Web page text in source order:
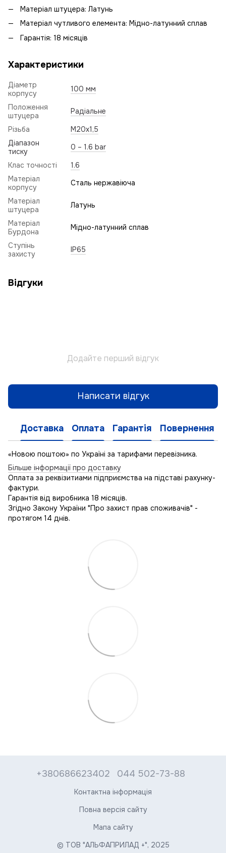
Матеріал штуцера: Латунь
Матеріал чутливого елемента: Мідно-латунний сплав
Гарантія: 18 місяців
Характеристики
Діаметр
корпусу
100 мм
Положення
штуцера
Радіальне
Різьба
M20x1,5
Діапазон
тиску
0 – 1.6 bar
Клас точності
1.6
Матеріал
корпусу
Сталь нержавіюча
Матеріал
штуцера
Латунь
Матеріал
Бурдона
Мідно-латунний сплав
Ступінь
захисту
IP65
Відгуки
Додайте перший відгук
Написати відгук
Доставка Оплата Гарантія Повернення
«Новою поштою» по Україні за тарифами перевізника.
Більше інформації про доставку
Оплата за реквізитиами підприємства на підставі рахунку-
фактури.
Гарантія від виробника 18 місяців.
Згідно Закону України "Про захист прав споживачів" -
протягом 14 днів.
+380686623402 044 502-73-88
Контактна інформація
Повна версія сайту
Мапа сайту
© ТОВ "АЛЬФАПРИЛАД +", 2025